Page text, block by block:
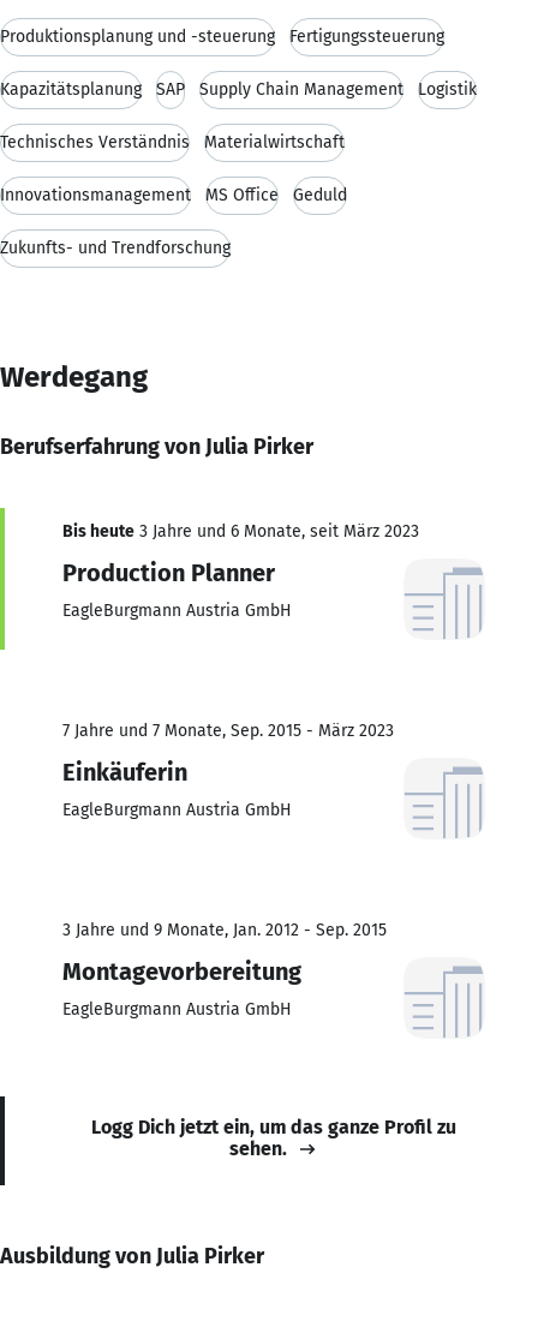
Produktionsplanung und -steuerung Fertigungssteuerung
Kapazitätsplanung SAP Supply Chain Management Logistik
Technisches Verständnis Materialwirtschaft
Innovationsmanagement MS Office Geduld
Zukunfts- und Trendforschung
Werdegang
Berufserfahrung von Julia Pirker
Bis heute 3 Jahre und 6 Monate, seit März 2023
Production Planner
EagleBurgmann Austria GmbH
7 Jahre und 7 Monate, Sep. 2015 - März 2023
Einkäuferin
EagleBurgmann Austria GmbH
3 Jahre und 9 Monate, Jan. 2012 - Sep. 2015
Montagevorbereitung
EagleBurgmann Austria GmbH
Logg Dich jetzt ein, um das ganze Profil zu
sehen.
Ausbildung von Julia Pirker